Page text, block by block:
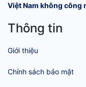
Việt Nam không công
Thông tin
Giới thiệu
Chính sách bảo mật